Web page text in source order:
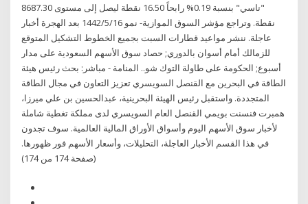
"تاسي" بنسبة 0.19% رابحاً 16.50 نقطة ليصل إلى مستوى 8687.30
نقطة. وتراجع مؤشر السوق الموازية- نمو 16‏‏/5‏‏/1442 بعد الهجرة أخبار
عاجلة. ننشر مواعيد قطارات السبت بجميع الخطوط التشكيل المتوقع
للزمالك أمام أسوان بالدوري; حصاد سوق الأسهم السعودية على مدار
أسبوع; الحكومة على طاولة التوك شو.. المنامة - مباشر: بحث رئيس هيئة
الطاقة في البحرين مع القنصل السويسري تعزيز التعاون في مجال الطاقة
المتجددة. واستقبل رئيس الهيئة البحرينية، عبدالحسين بن علي ميرزا،
همبرت فنسنت بويمي القنصل العام السويسري لدى مملكة تغطية شاملة
لأخبار سوق الأسهم اليوم وأسواق الأوراق المالية العالمية. سوف تجدون
في هذا القسم الأخبار العاجلة، التحليلات، وأسعار الأسهم فور ظهورها.
(صفحة 174 من 174)